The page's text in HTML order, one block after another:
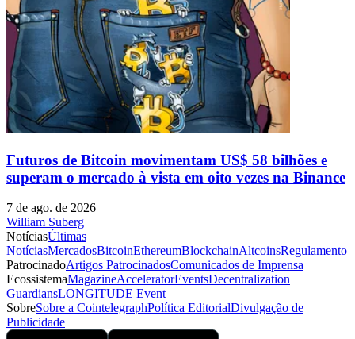
Futuros de Bitcoin movimentam US$ 58 bilhões e
superam o mercado à vista em oito vezes na Binance
7 de ago. de 2026
William Suberg
NotíciasÚltimas
NotíciasMercadosBitcoinEthereumBlockchainAltcoinsRegulamento
PatrocinadoArtigos PatrocinadosComunicados de Imprensa
EcossistemaMagazineAcceleratorEventsDecentralization
GuardiansLONGITUDE Event
SobreSobre a CointelegraphPolítica EditorialDivulgação de
Publicidade